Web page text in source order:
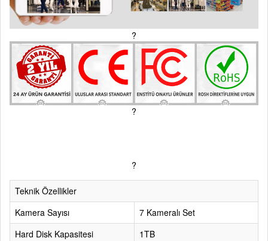
?
?
?
Teknik Özellikler
Kamera Sayısı
7 Kameralı Set
Hard Disk Kapasitesi
1TB